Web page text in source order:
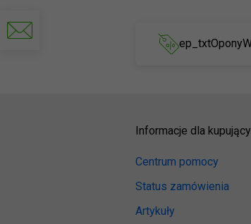
Informacje dla
Centrum pomocy
Status zamówienia
Artykuły